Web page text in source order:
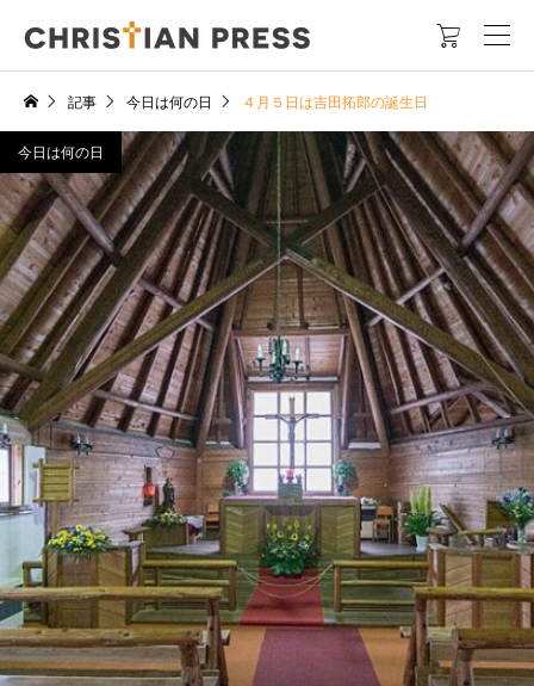

記事 今日は何の日 ４月５日は吉田拓郎の誕生日
今日は何の日